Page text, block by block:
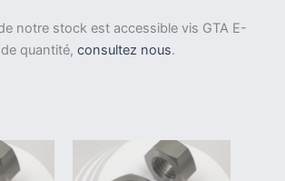
notre stock est accessible vis GTA E-
quantité, consultez nous.